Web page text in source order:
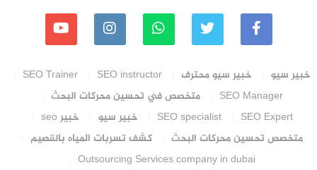
خبير سيو خبير سيو محترف SEO instructor
SEO Trainer
SEO Manager
متخصص في تحسين محركات البحث
SEO Expert
SEO specialist خبير سيو
خبير seo
متخصص تحسين محركات البحث
كشف تسربات المياه بالقصيم
Outsourcing Services company in dubai